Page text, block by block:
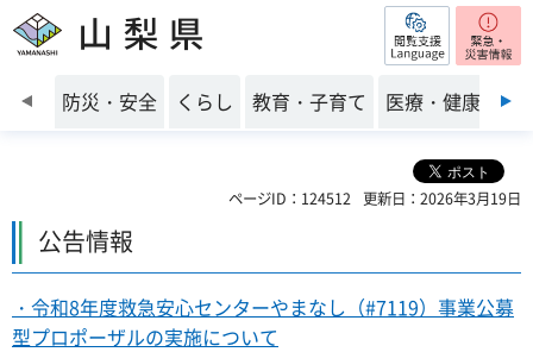
山梨県 閲覧支援
前のスライドを表示
防災・安全 くらし 教育・子育て 医療・健康・福
ページID：124512 更新日：2026年3月19日
公告情報
・令和8年度救急安心センターやまなし（#7119）事業公募
型プロポーザルの実施について